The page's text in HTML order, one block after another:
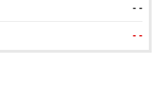
- -
- -